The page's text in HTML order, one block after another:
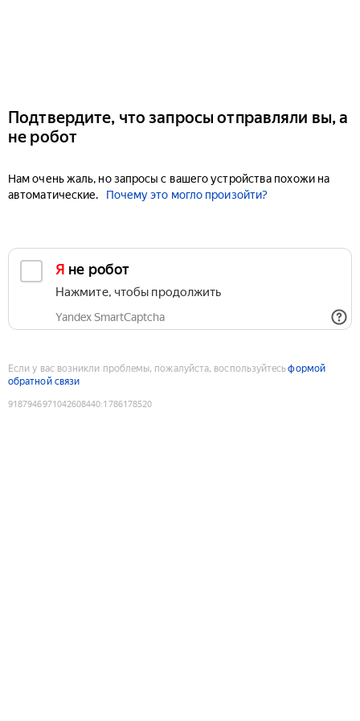
Подтвердите, что запросы отправляли вы, а
не робот
Нам очень жаль, но запросы с вашего устройства похожи на
автоматические.
Почему это могло произойти?
Я не робот
Нажмите, чтобы продолжить
Yandex SmartCaptcha
Если у вас возникли проблемы, пожалуйста, воспользуйтесьформой
обратной связи
9187946971042608440:1786178520